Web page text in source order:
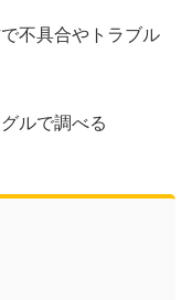
不具合やトラブル
ルで調べる